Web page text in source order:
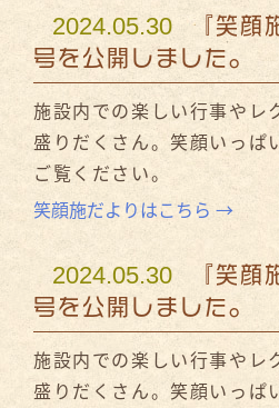
2024.05.30
『笑顔
号を公開しました。
施設内での楽しい行事やレ
盛りだくさん。笑顔いっぱ
ご覧ください。
笑顔施だよりはこちら →
2024.05.30
『笑
号を公開しました。
施設内での楽しい行事やレ
盛りだくさん。笑顔いっぱ